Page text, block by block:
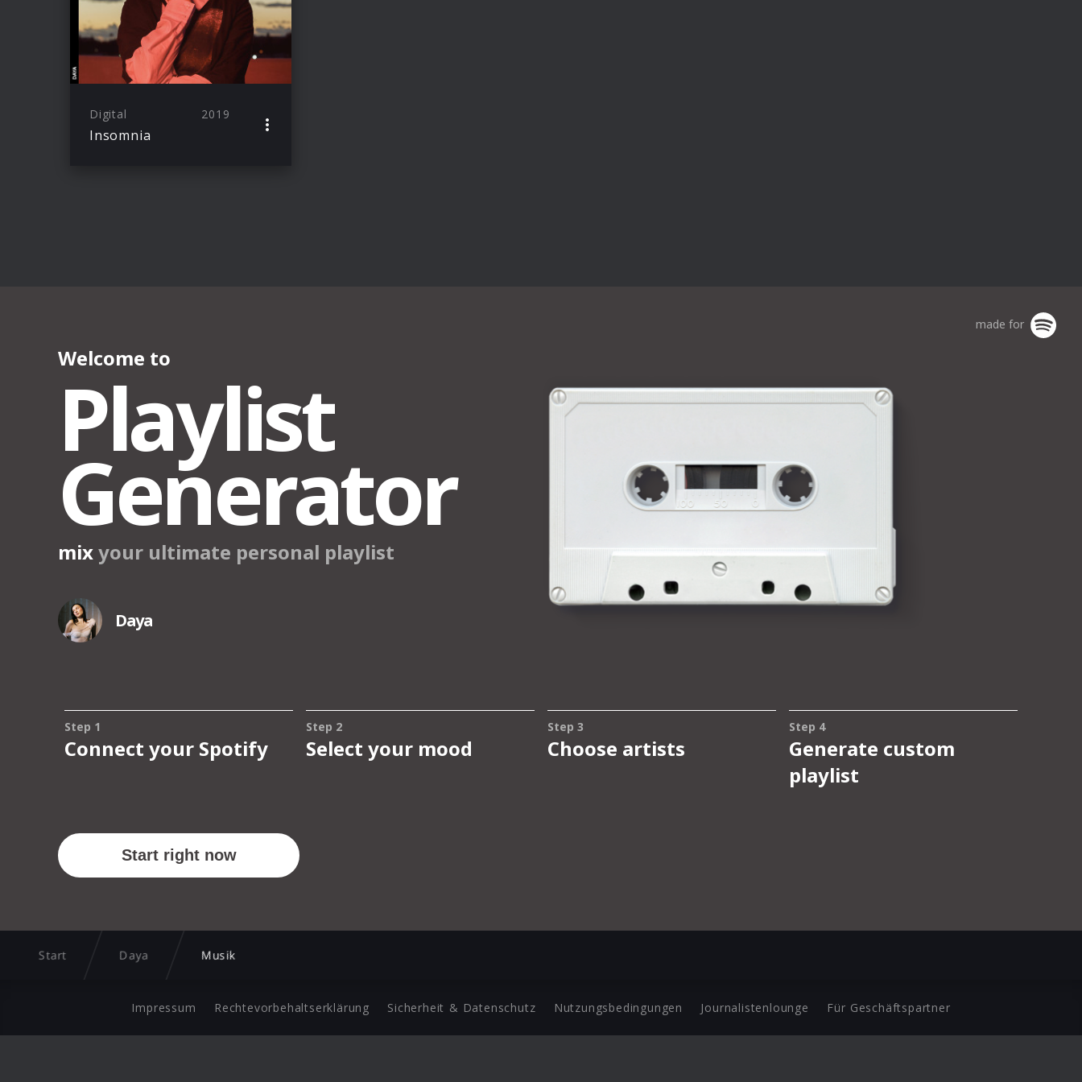
Digital 2019
Insomnia
Start Daya Musik
Impressum Rechtevorbehaltserklärung Sicherheit & Datenschutz Nutzungsbedingungen Journalistenlounge Für Geschäftspartner